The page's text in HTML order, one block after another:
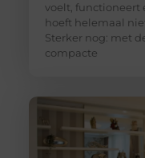
voelt, functioneert
hoeft helemaal
Sterker nog: met
compacte